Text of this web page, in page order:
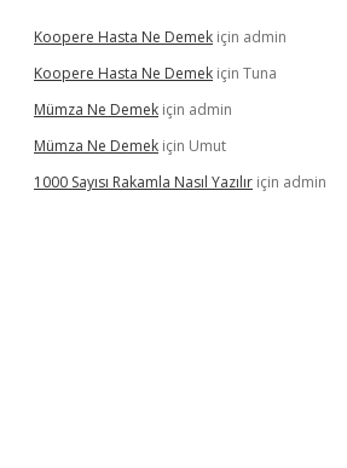
Koopere Hasta Ne Demek için admin
Koopere Hasta Ne Demek için Tuna
Mümza Ne Demek için admin
Mümza Ne Demek için Umut
1000 Sayısı Rakamla Nasıl Yazılır için admin